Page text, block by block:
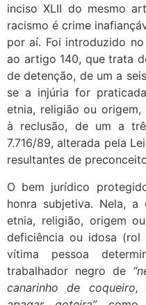
inciso XLII do mesmo
racismo é crime
por aí. Foi introduzido
ao artigo 140, que trata
de detenção, de um a
se a injúria for
etnia, religião ou origem,
à reclusão, de um a
7.716/89, alterada pela
resultantes de
O bem jurídico
honra subjetiva. Nela,
etnia, religião, origem
deficiência ou idosa (rol
vítima pessoa
trabalhador negro de
canarinho de